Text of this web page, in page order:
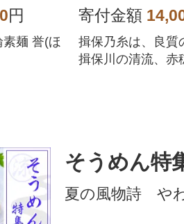
円
麺 誉(ほ
寄付金額
揖保乃糸は、良質
揖保川の清流、赤
そうめん特
夏の風物詩 や